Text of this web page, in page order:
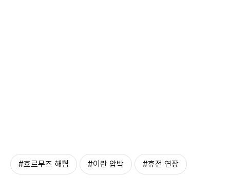
#호르무즈 해협 #이란 압박 #휴전 연장